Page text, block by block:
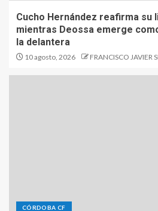
Cucho Hernández reafirma su
mientras Deossa emerge
la delantera
10 agosto, 2026 FRANCISCO JAVIER
CÓRDOBA CF